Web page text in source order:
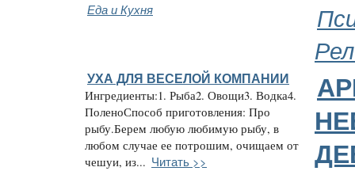
Еда и Кухня
УХА ДЛЯ ВЕСЕЛОЙ КОМПАНИИ
Ингредиенты:1. Рыба2. Овощи3. Водка4.
ПоленоСпособ приготовления: Про
рыбу.Берем любую любимую рыбу, в
любом случае ее потрошим, очищаем от
чешуи, из... Читать >>